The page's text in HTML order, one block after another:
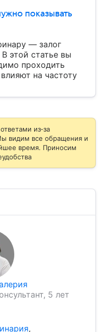
показывать
— залог
этой статье вы
проходить
на частоту
из‑за
видим все обращения и
время. Приносим
5 лет
,